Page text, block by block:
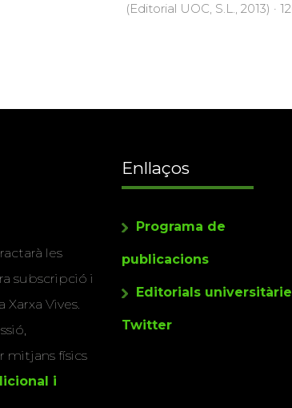
(Editorial UOC, S.L., 2013) ·
les
subscripció i
Vives.
físics
i
Enllaços
Programa de
publicacions
Editorials
Twitter